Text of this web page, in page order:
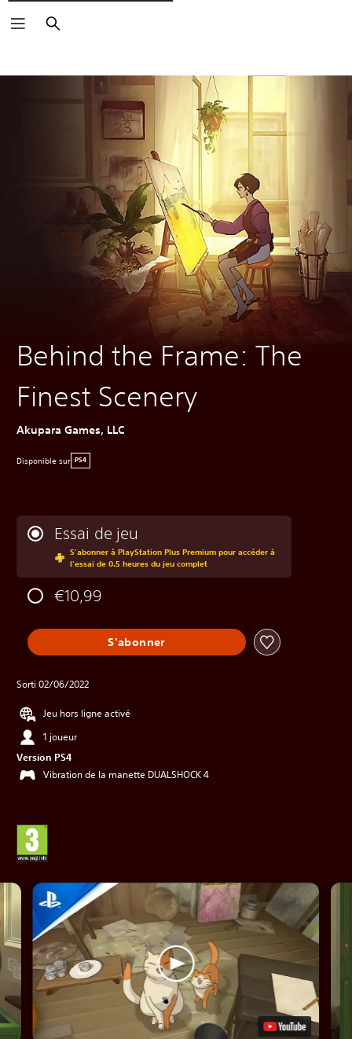
Rechercher
Behind the Frame: The
Finest Scenery
Akupara Games, LLC
Disponible sur PS4
Essai de jeu
S'abonner à PlayStation Plus Premium pour accéder à
l'essai de 0.5 heures du jeu complet
€10,99
S'abonner
Sorti 02/06/2022
Jeu hors ligne activé
1 joueur
Version PS4
Vibration de la manette DUALSHOCK 4